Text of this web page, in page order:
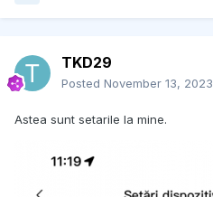
TKD29
Posted November 13, 2023
Astea sunt setarile la mine.